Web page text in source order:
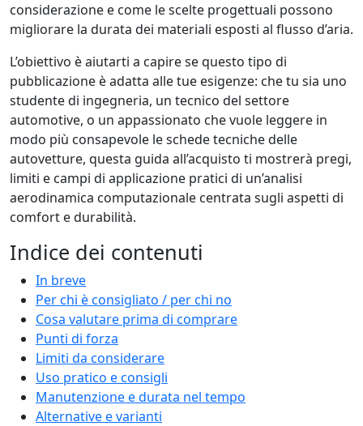
considerazione e come le scelte progettuali possono
migliorare la durata dei materiali esposti al flusso d’aria.
L’obiettivo è aiutarti a capire se questo tipo di
pubblicazione è adatta alle tue esigenze: che tu sia uno
studente di ingegneria, un tecnico del settore
automotive, o un appassionato che vuole leggere in
modo più consapevole le schede tecniche delle
autovetture, questa guida all’acquisto ti mostrerà pregi,
limiti e campi di applicazione pratici di un’analisi
aerodinamica computazionale centrata sugli aspetti di
comfort e durabilità.
Indice dei contenuti
In breve
Per chi è consigliato / per chi no
Cosa valutare prima di comprare
Punti di forza
Limiti da considerare
Uso pratico e consigli
Manutenzione e durata nel tempo
Alternative e varianti